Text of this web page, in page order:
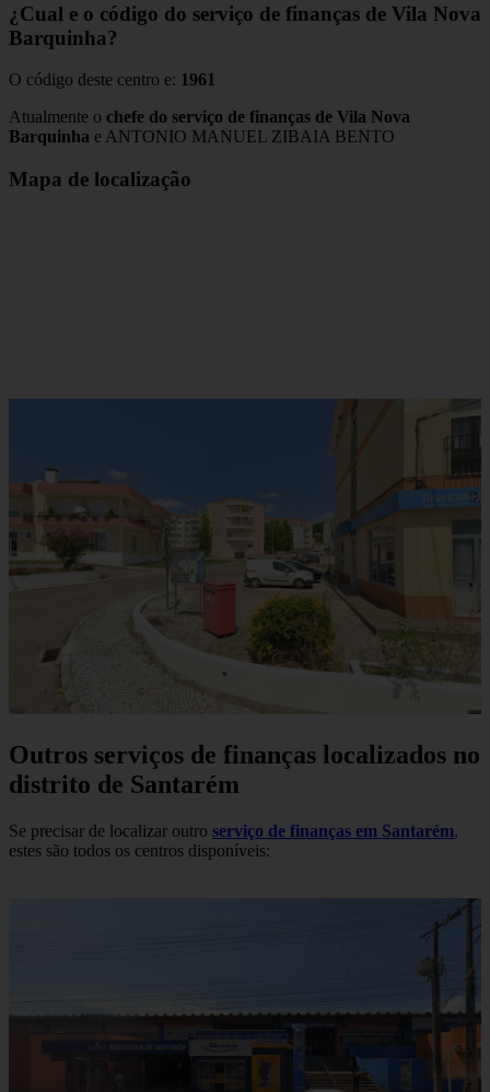
¿Cual e o código do serviço de finanças de Vila Nova
Barquinha?
O código deste centro e: 1961
Atualmente o chefe do serviço de finanças de Vila Nova
Barquinha e ANTONIO MANUEL ZIBAIA BENTO
Mapa de localização
Outros serviços de finanças localizados no
distrito de Santarém
Se precisar de localizar outro serviço de finanças em Santarém,
estes são todos os centros disponíveis: